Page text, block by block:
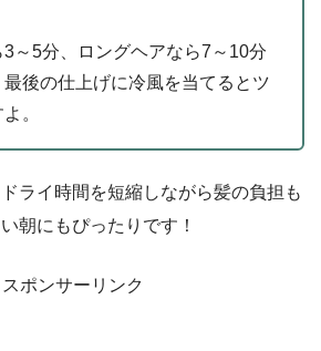
～5分、ロングヘアなら7～10分
後の仕上げに冷風を当てるとツ
。
ライ時間を短縮しながら髪の負担も
朝にもぴったりです！
スポンサーリンク